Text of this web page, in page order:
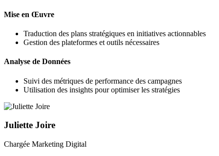
Mise en Œuvre
Traduction des plans stratégiques en initiatives actionnables
Gestion des plateformes et outils nécessaires
Analyse de Données
Suivi des métriques de performance des campagnes
Utilisation des insights pour optimiser les stratégies
Juliette Joire
Chargée Marketing Digital